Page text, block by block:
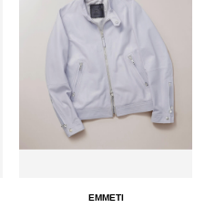
EMMETI